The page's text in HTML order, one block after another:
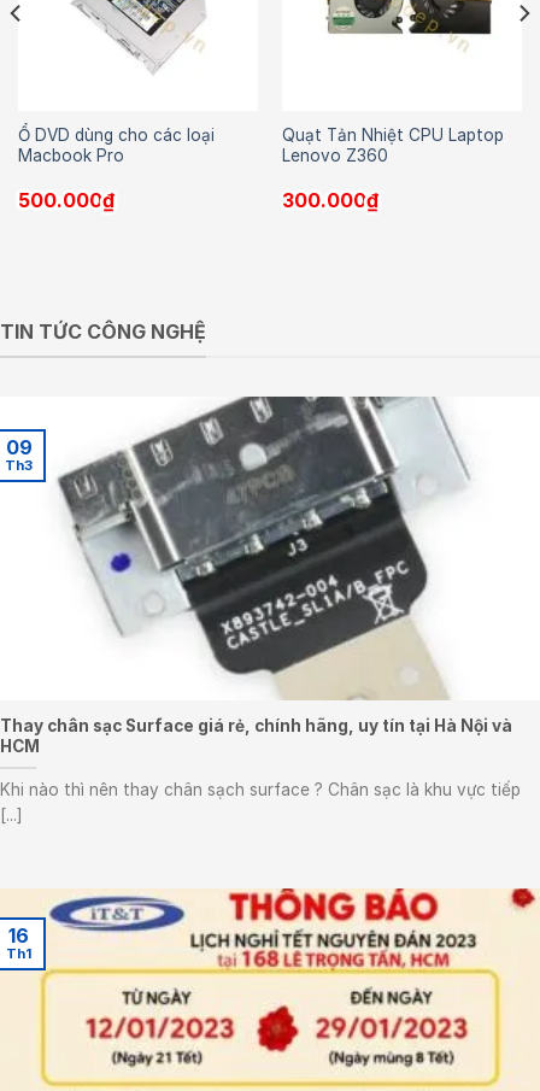
Ổ DVD dùng cho các loại
Macbook Pro
500.000₫
Quạt Tản Nhiệt CPU Laptop
Lenovo Z360
300.000₫
TIN TỨC CÔNG NGHỆ
Thay chân sạc Surface giá rẻ, chính hãng, uy tín tại Hà Nội và
HCM
Khi nào thì nên thay chân sạch surface ? Chân sạc là khu vực tiếp
[...]
09
Th3
16
Th1